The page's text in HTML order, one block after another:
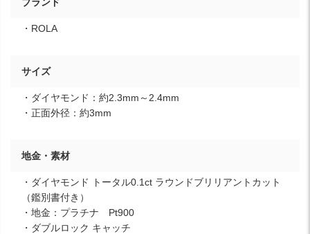
・ROLA
サイズ
・ダイヤモンド：約2.3mm～2.4mm
・正面外径：約3mm
地金・素材
・ダイヤモンド トータル0.1ct ラウンドブリリアントカット
（鑑別書付き）
・地金：プラチナ Pt900
・ダブルロック キャッチ